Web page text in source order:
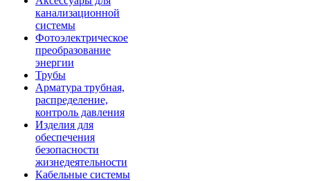
канализационной
системы
Фотоэлектрическое
преобразование
энергии
Трубы
Арматура трубная,
распределение,
контроль давления
Изделия для
обеспечения
безопасности
жизнедеятельности
Кабельные системы